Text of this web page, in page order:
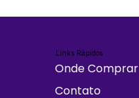
Links Rápidos
Onde Comprar
Contato